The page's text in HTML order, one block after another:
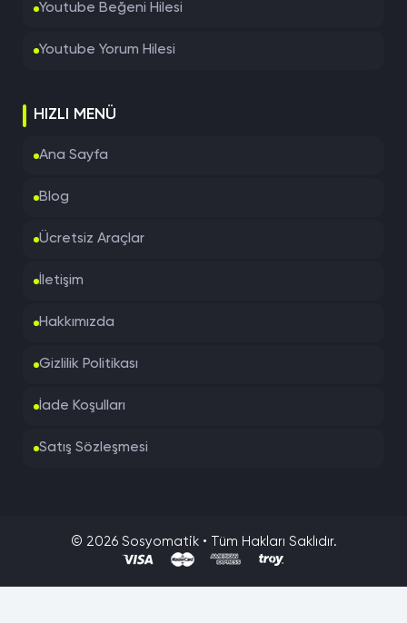
Youtube Beğeni Hilesi
Youtube Yorum Hilesi
HIZLI MENÜ
Ana Sayfa
Blog
Ücretsiz Araçlar
İletişim
Hakkımızda
Gizlilik Politikası
İade Koşulları
Satış Sözleşmesi
© 2026 Sosyomatik • Tüm Hakları Saklıdır.